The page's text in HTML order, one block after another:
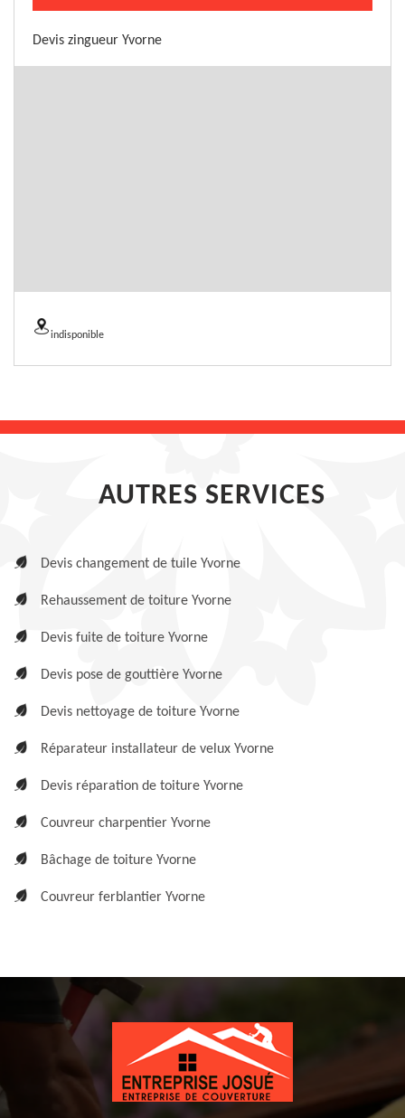
Devis zingueur Yvorne
indisponible
AUTRES SERVICES
Devis changement de tuile Yvorne
Rehaussement de toiture Yvorne
Devis fuite de toiture Yvorne
Devis pose de gouttière Yvorne
Devis nettoyage de toiture Yvorne
Réparateur installateur de velux Yvorne
Devis réparation de toiture Yvorne
Couvreur charpentier Yvorne
Bâchage de toiture Yvorne
Couvreur ferblantier Yvorne